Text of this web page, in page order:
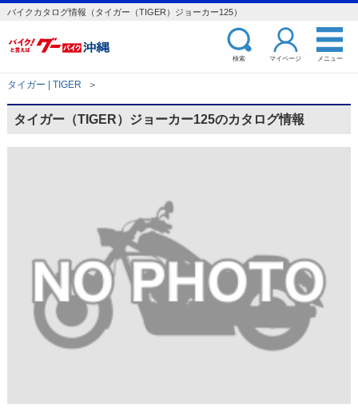
バイクカタログ情報（タイガー（TIGER）ジョーカー125）
検索 マイページ メニュー
タイガー | TIGER ＞
タイガー（TIGER）ジョーカー125のカタログ情報